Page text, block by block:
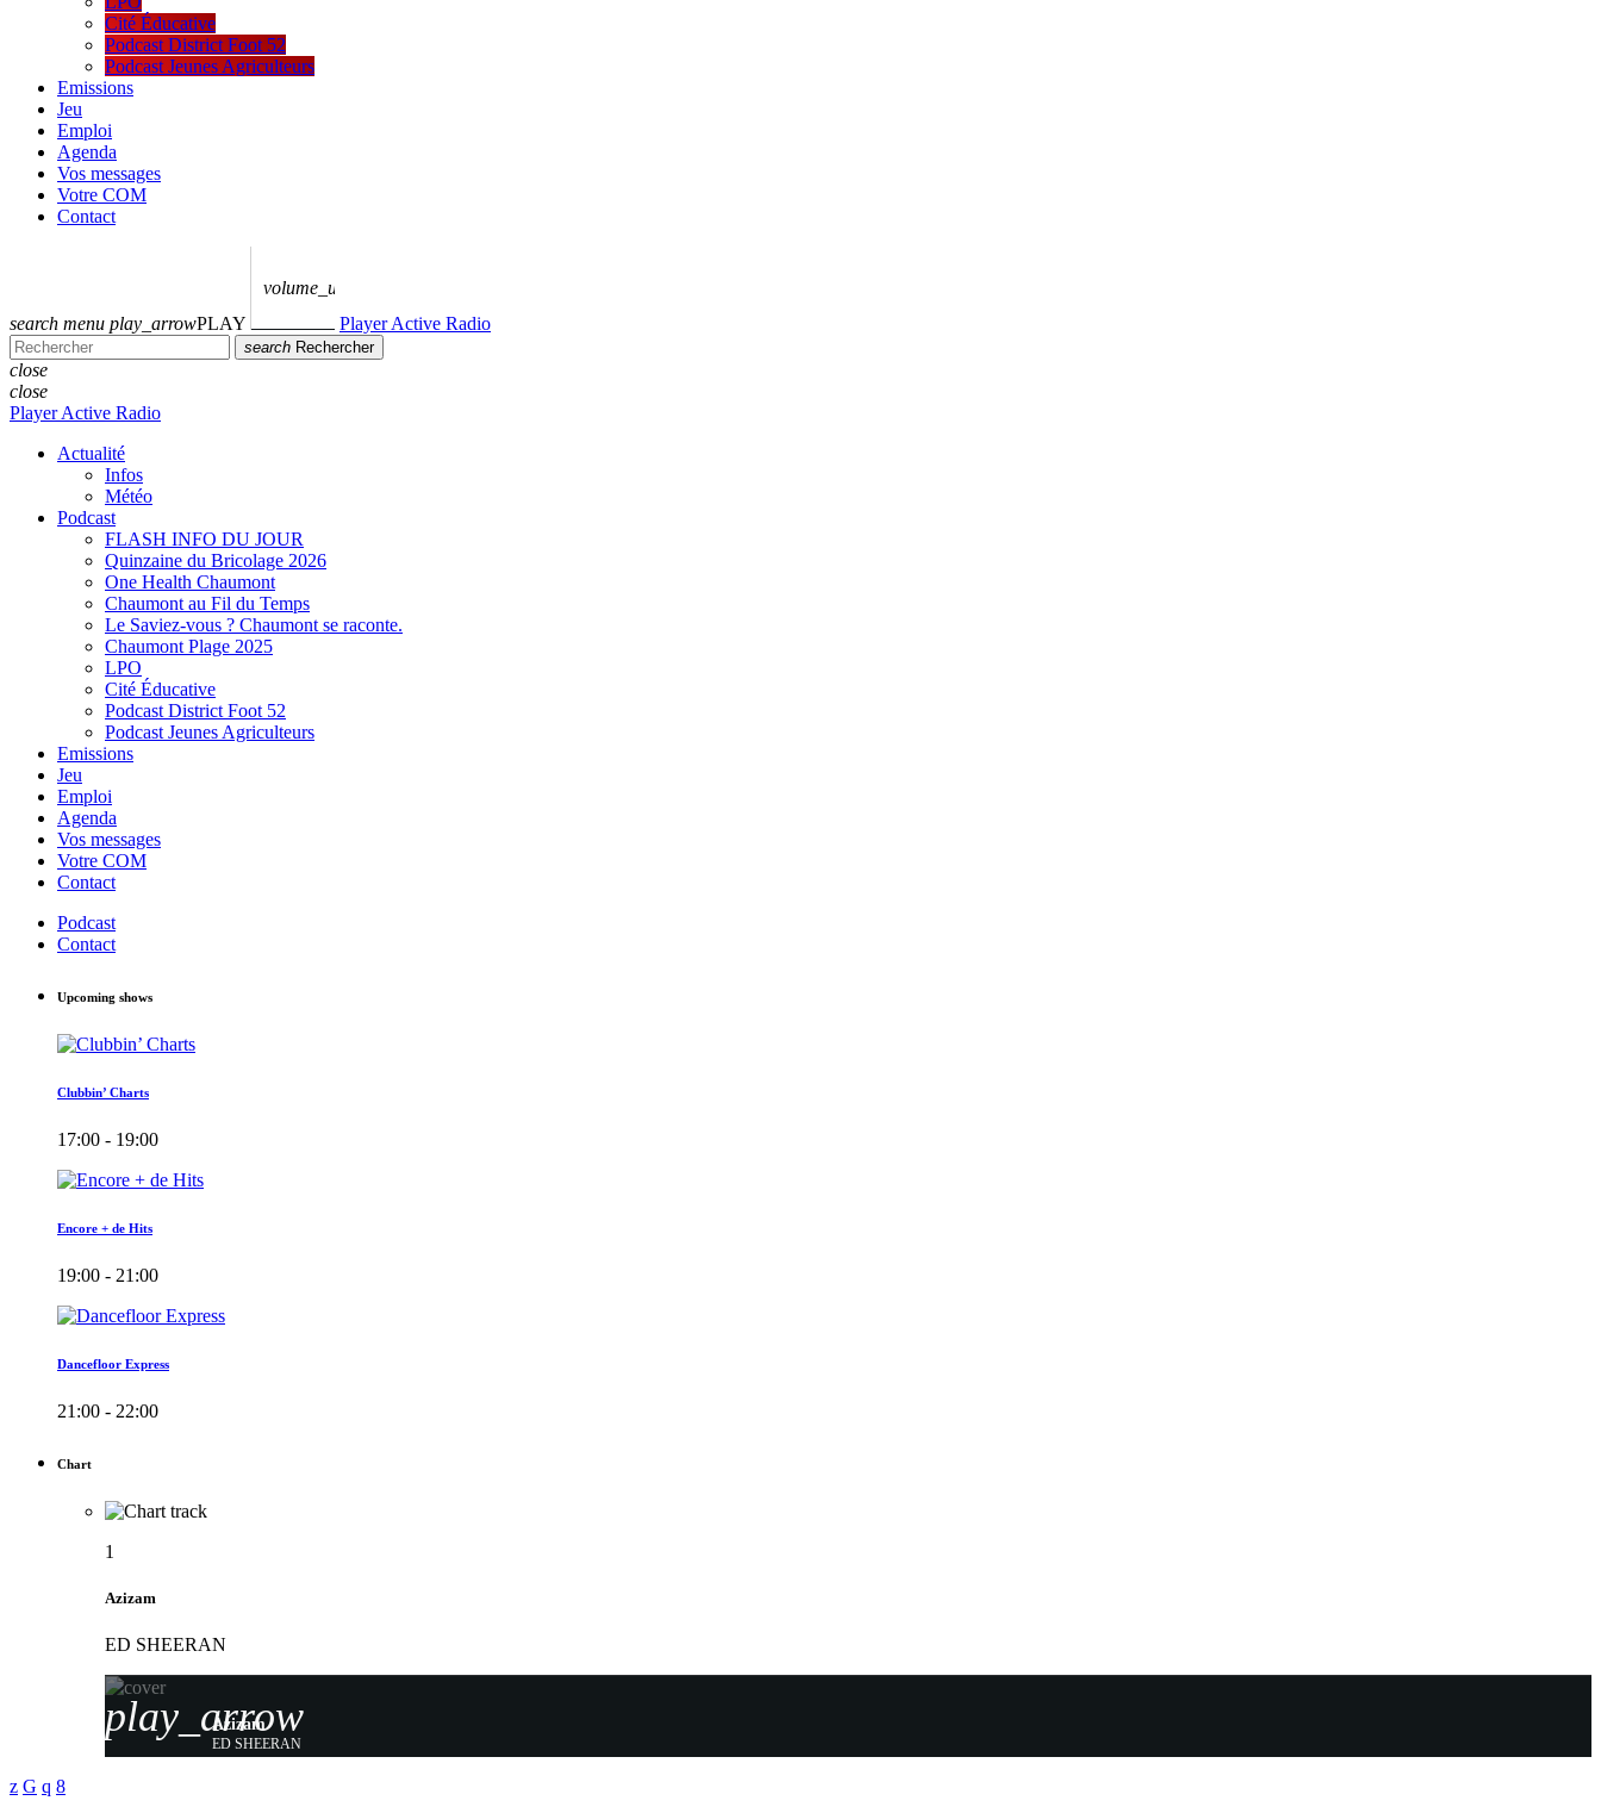
Cité Éducative
Podcast District Foot 52
Podcast Jeunes Agriculteurs
Emissions
Jeu
Emploi
Agenda
Vos messages
Votre COM
Contact
search menu play_arrowPLAY
volume_up
Player Active Radio
search Rechercher
close
close
Player Active Radio
Actualité
Infos
Météo
Podcast
FLASH INFO DU JOUR
Quinzaine du Bricolage 2026
One Health Chaumont
Chaumont au Fil du Temps
Le Saviez-vous ? Chaumont se raconte.
Chaumont Plage 2025
LPO
Cité Éducative
Podcast District Foot 52
Podcast Jeunes Agriculteurs
Emissions
Jeu
Emploi
Agenda
Vos messages
Votre COM
Contact
Podcast
Contact
Upcoming shows
Clubbin’ Charts
17:00 - 19:00
Encore + de Hits
19:00 - 21:00
Dancefloor Express
21:00 - 22:00
Chart
1
Azizam
ED SHEERAN
play_arrow
Azizam
ED SHEERAN